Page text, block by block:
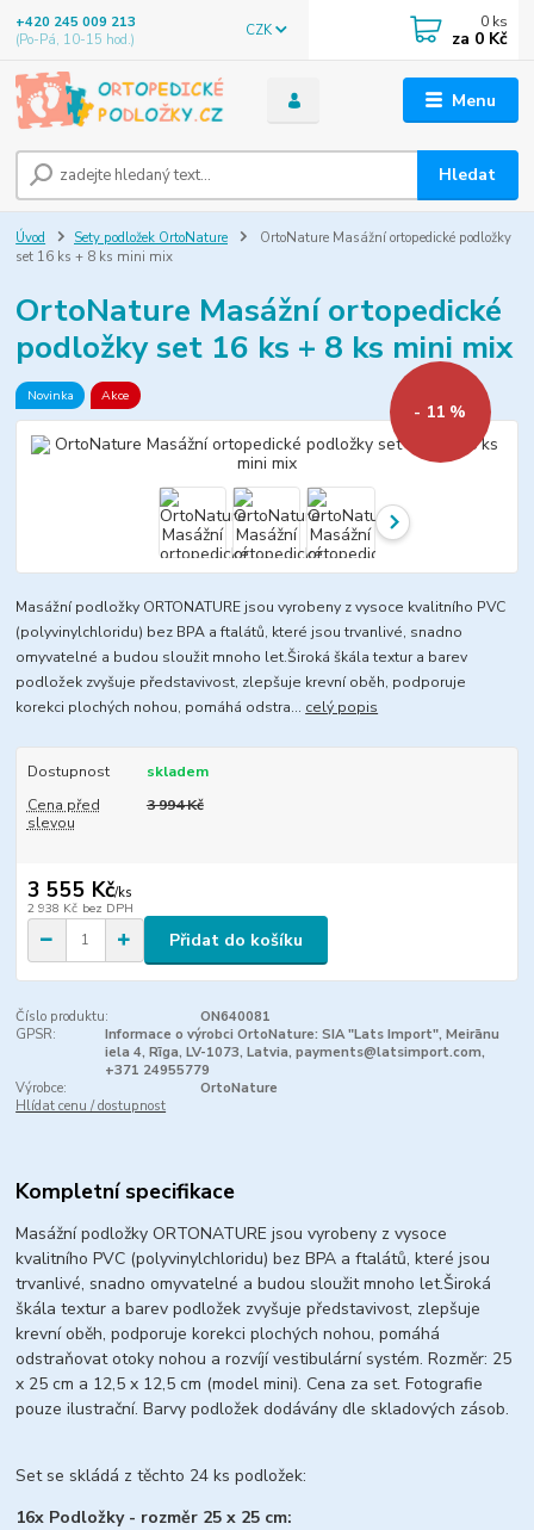
Menu
CZK
Hledat
+420 245 009 213
(Po-Pá, 10-15 hod.)
0 ks
za 0 Kč
Úvod Sety podložek OrtoNature
OrtoNature Masážní ortopedické podložky
set 16 ks + 8 ks mini mix
OrtoNature Masážní ortopedické
podložky set 16 ks + 8 ks mini mix
Novinka Akce
- 11 %
Masážní podložky ORTONATURE jsou vyrobeny z vysoce kvalitního PVC
(polyvinylchloridu) bez BPA a ftalátů, které jsou trvanlivé, snadno
omyvatelné a budou sloužit mnoho let.Široká škála textur a barev
podložek zvyšuje představivost, zlepšuje krevní oběh, podporuje
korekci plochých nohou, pomáhá odstra... celý popis
Dostupnost
skladem
Cena před
slevou
3 994 Kč
3 555 Kč/ks
2 938 Kč bez DPH
Přidat do košíku
Číslo produktu:
ON640081
GPSR:
Informace o výrobci OrtoNature: SIA "Lats Import", Meirānu
iela 4, Rīga, LV-1073, Latvia, payments@latsimport.com,
+371 24955779
Výrobce:
OrtoNature
Hlídat cenu / dostupnost
Kompletní specifikace
Masážní podložky ORTONATURE jsou vyrobeny z vysoce
kvalitního PVC (polyvinylchloridu) bez BPA a ftalátů, které jsou
trvanlivé, snadno omyvatelné a budou sloužit mnoho let.Široká
škála textur a barev podložek zvyšuje představivost, zlepšuje
krevní oběh, podporuje korekci plochých nohou, pomáhá
odstraňovat otoky nohou a rozvíjí vestibulární systém. Rozměr: 25
x 25 cm a 12,5 x 12,5 cm (model mini). Cena za set. Fotografie
pouze ilustrační. Barvy podložek dodávány dle skladových zásob.
Set se skládá z těchto 24 ks podložek:
16x Podložky - rozměr 25 x 25 cm: